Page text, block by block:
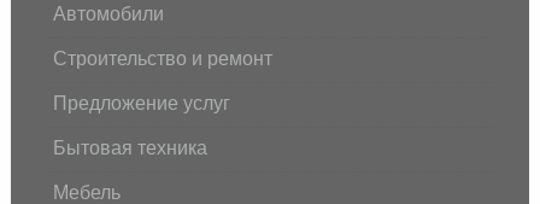
Автомобили
Строительство и ремонт
Предложение услуг
Бытовая техника
Мебель